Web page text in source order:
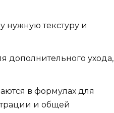
нужную текстуру и
дополнительного ухода,
в формулах для
и общей